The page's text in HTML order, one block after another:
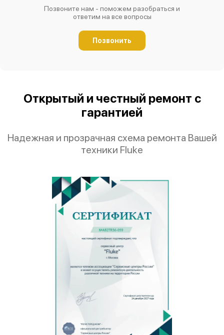
Позвоните нам - поможем разобраться и
ответим на все вопросы
Позвонить
Открытый и честный ремонт с
гарантией
Надежная и прозрачная схема ремонта Вашей
техники Fluke